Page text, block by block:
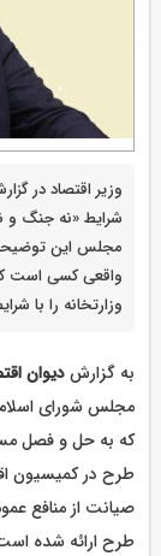
شرایط «نه جنگ و
مجلس این
واقعی کسی است که
وزارتخانه را با
به گزارشدیوان
مجلس شورای
که به حل و فصل
طرح در کمیسیون
صیانت از منافع
طرح ارائه شده